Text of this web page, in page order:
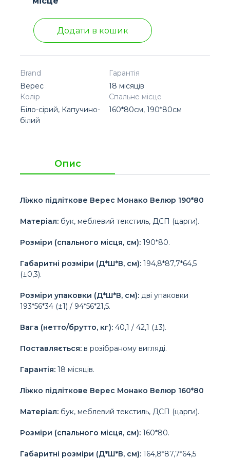
Додати в кошик
Brand
Верес
Гарантія
18 місяців
Колір
Біло-сірий, Капучино-
білий
Спальне місце
160*80см, 190*80см
Опис
Ліжко підліткове Верес Монако Велюр 190*80
Матеріал: бук, меблевий текстиль, ДСП (царги).
Розміри (спального місця, см): 190*80.
Габаритні розміри (Д*Ш*В, см): 194,8*87,7*64,5
(±0,3).
Розміри упаковки (Д*Ш*В, см): дві упаковки
193*56*34 (±1) / 94*56*21,5.
Вага (нетто/брутто, кг): 40,1 / 42,1 (±3).
Поставляється: в розібраному вигляді.
Гарантія: 18 місяців.
Ліжко підліткове Верес Монако Велюр 160*80
Матеріал: бук, меблевий текстиль, ДСП (царги).
Розміри (спального місця, см): 160*80.
Габаритні розміри (Д*Ш*В, см): 164,8*87,7*64,5